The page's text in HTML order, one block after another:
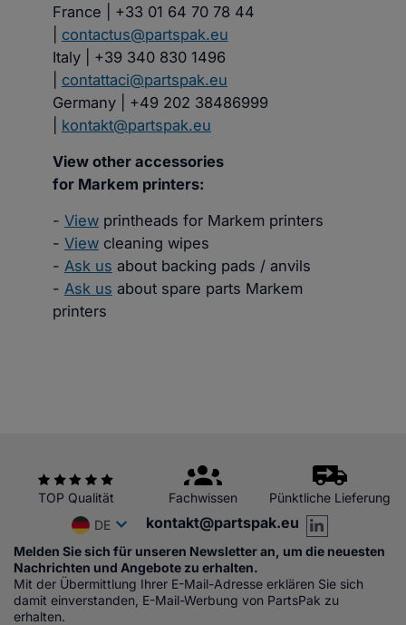
France | +33 01 64 70 78 44
contactus@partspak.eu
Italy | +39 340 830 1496
contattaci@partspak.eu
Germany | +49 202 38486999
kontakt@partspak.eu
View other accessories
for Markem printers:
- Viewprintheads for Markem printers
- Viewcleaning wipes
- Ask us about backing pads / anvils
- Ask us about spare parts Markem
printers
TOP Qualität Fachwissen
Pünktliche Lieferung
DE
kontakt@partspak.eu
Melden Sie sich für unseren Newsletter an, um die neuesten
Nachrichten und Angebote zu erhalten.
Mit der Übermittlung Ihrer E-Mail-Adresse erklären Sie sich
damit einverstanden, E-Mail-Werbung von PartsPak zu
erhalten.